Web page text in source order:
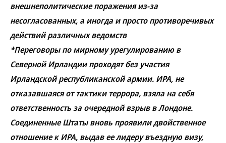
внешнеполитические поражения из-за
несогласованных, а иногда и просто противоречивых
действий различных ведомств
*Переговоры по мирному урегулированию в
Северной Ирландии проходят без участия
Ирландской республиканской армии. ИРА, не
отказавшаяся от тактики террора, взяла на себя
ответственность за очередной взрыв в Лондоне.
Соединенные Штаты вновь проявили двойственное
отношение к ИРА, выдав ее лидеру въездную визу,